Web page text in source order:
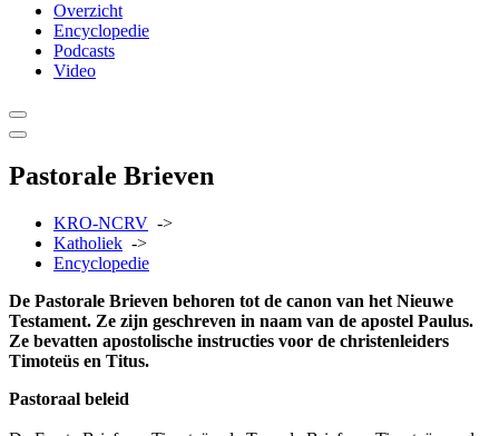
Overzicht
Encyclopedie
Podcasts
Video
Pastorale Brieven
KRO-NCRV ->
Katholiek ->
Encyclopedie
De Pastorale Brieven behoren tot de canon van het Nieuwe
Testament. Ze zijn geschreven in naam van de apostel Paulus.
Ze bevatten apostolische instructies voor de christenleiders
Timoteüs en Titus.
Pastoraal beleid